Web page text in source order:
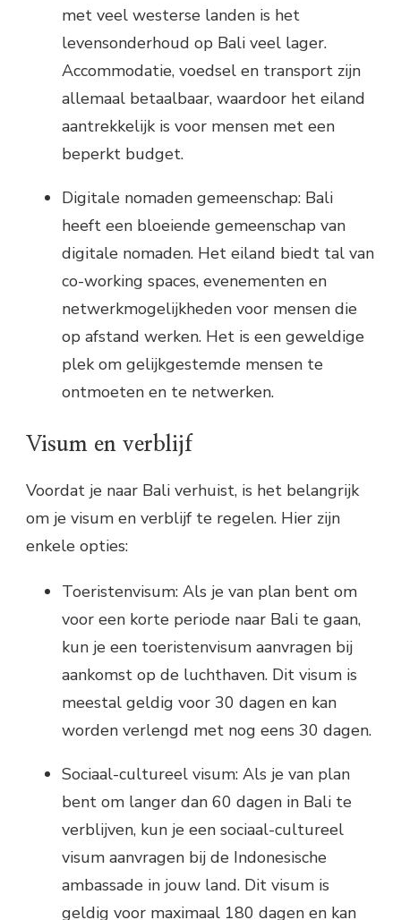
met veel westerse landen is het
levensonderhoud op Bali veel lager.
Accommodatie, voedsel en transport zijn
allemaal betaalbaar, waardoor het eiland
aantrekkelijk is voor mensen met een
beperkt budget.
Digitale nomaden gemeenschap: Bali
heeft een bloeiende gemeenschap van
digitale nomaden. Het eiland biedt tal van
co-working spaces, evenementen en
netwerkmogelijkheden voor mensen die
op afstand werken. Het is een geweldige
plek om gelijkgestemde mensen te
ontmoeten en te netwerken.
Visum en verblijf
Voordat je naar Bali verhuist, is het belangrijk
om je visum en verblijf te regelen. Hier zijn
enkele opties:
Toeristenvisum: Als je van plan bent om
voor een korte periode naar Bali te gaan,
kun je een toeristenvisum aanvragen bij
aankomst op de luchthaven. Dit visum is
meestal geldig voor 30 dagen en kan
worden verlengd met nog eens 30 dagen.
Sociaal-cultureel visum: Als je van plan
bent om langer dan 60 dagen in Bali te
verblijven, kun je een sociaal-cultureel
visum aanvragen bij de Indonesische
ambassade in jouw land. Dit visum is
geldig voor maximaal 180 dagen en kan